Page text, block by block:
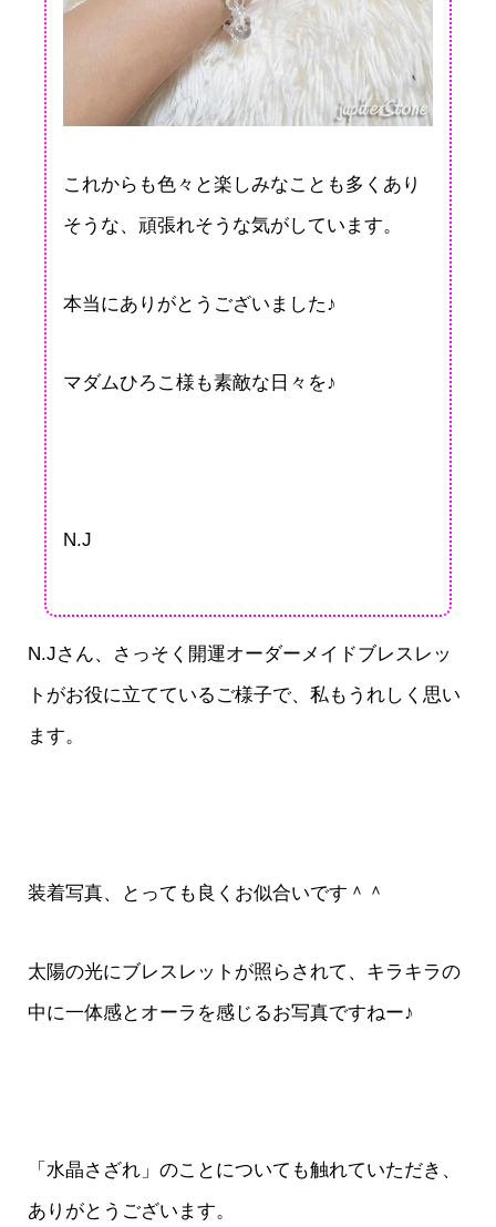
これからも色々と楽しみなことも多くあり
そうな、頑張れそうな気がしています。
本当にありがとうございました♪
マダムひろこ様も素敵な日々を♪
N.J
N.Jさん、さっそく開運オーダーメイドブレスレッ
トがお役に立てているご様子で、私もうれしく思い
ます。
装着写真、とっても良くお似合いです＾＾
太陽の光にブレスレットが照らされて、キラキラの
中に一体感とオーラを感じるお写真ですねー♪
「水晶さざれ」のことについても触れていただき、
ありがとうございます。